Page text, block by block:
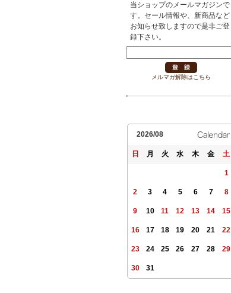
当ショップのメールマガジンで
す。セール情報や、新商品など
お知らせ致しますので是非ご登
録下さい。
メルマガ解除はこちら
2026/08
日 月 火 水 木 金 土
1
2 3 4 5 6 7 8
9 10 11 12 13 14 15
16 17 18 19 20 21 22
23 24 25 26 27 28 29
30 31